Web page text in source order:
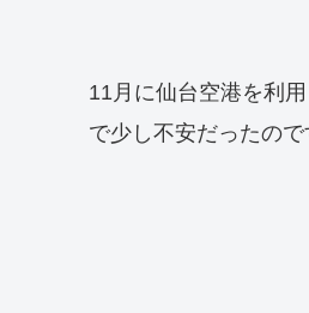
11月に仙台空港を利
で少し不安だったの